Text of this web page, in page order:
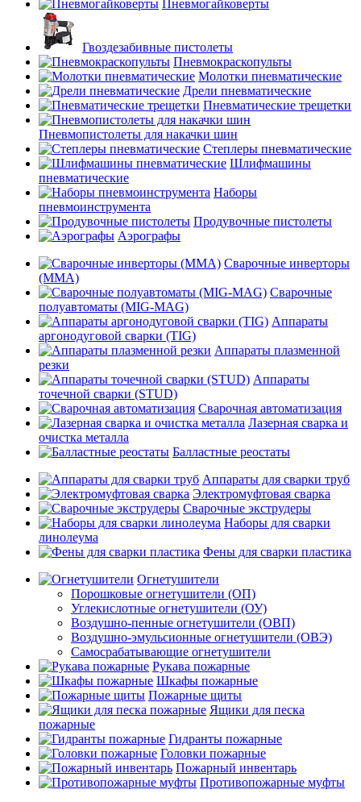
Пневмогайковерты
Гвоздезабивные пистолеты
Пневмокраскопульты
Молотки пневматические
Дрели пневматические
Пневматические трещетки
Пневмопистолеты для накачки шин
Степлеры пневматические
Шлифмашины
пневматические
Наборы
пневмоинструмента
Продувочные пистолеты
Аэрографы
Сварочные инверторы
(MMA)
Сварочные
полуавтоматы (MIG-MAG)
Аппараты
аргонодуговой сварки (TIG)
Аппараты плазменной
резки
Аппараты
точечной сварки (STUD)
Сварочная автоматизация
Лазерная сварка и
очистка металла
Балластные реостаты
Аппараты для сварки труб
Электромуфтовая сварка
Сварочные экструдеры
Наборы для сварки
линолеума
Фены для сварки пластика
Огнетушители
Порошковые огнетушители (ОП)
Углекислотные огнетушители (ОУ)
Воздушно-пенные огнетушители (ОВП)
Воздушно-эмульсионные огнетушители (ОВЭ)
Самосрабатывающие огнетушители
Рукава пожарные
Шкафы пожарные
Пожарные щиты
Ящики для песка
пожарные
Гидранты пожарные
Головки пожарные
Пожарный инвентарь
Противопожарные муфты